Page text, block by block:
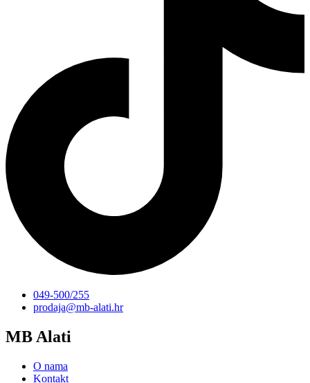
049-500/255
prodaja@mb-alati.hr
MB Alati
O nama
Kontakt